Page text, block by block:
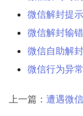
微信解封提
微信解封输
微信自助解
微信行为异
上一篇： 遭遇微